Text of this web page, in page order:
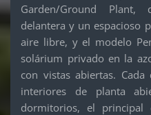
Garden/Ground
delantera y un espacioso
aire libre, y el modelo
solárium privado en la
con vistas abiertas. Cada
interiores de planta
dormitorios, el